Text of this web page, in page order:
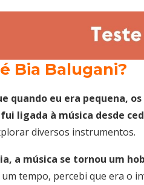
Bia Balugani?
quando eu era pequena,
ligada à música desde
diversos instrumentos.
a música se tornou um
tempo, percebi que era o